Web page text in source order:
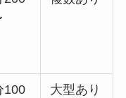
100
大型あり